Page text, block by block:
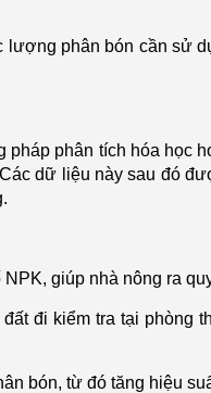
lượng phân bón cần sử
pháp phân tích hóa học
ác dữ liệu này sau đó đư
NPK, giúp nhà nông ra
đi kiểm tra tại phòng
ân bón, từ đó tăng hiệu